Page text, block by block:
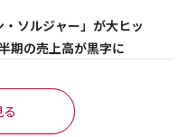
・ソルジャー」が大ヒッ
期の売上高が黒字に